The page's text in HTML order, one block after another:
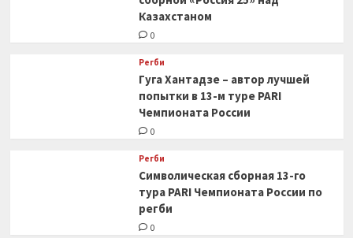
Казахстаном
0
Регби
Гуга Хантадзе – автор лучшей
попытки в 13-м туре PARI
Чемпионата России
0
Регби
Символическая сборная 13-го
тура PARI Чемпионата России по
регби
0